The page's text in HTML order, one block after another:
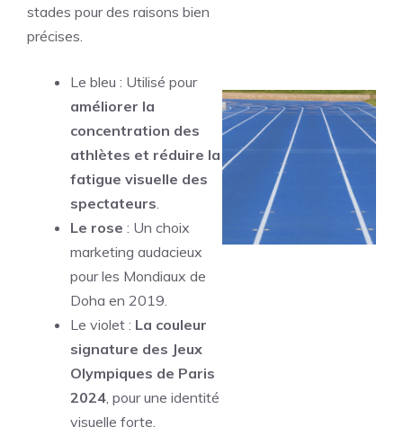
stades pour des raisons bien
précises.
Le bleu : Utilisé pour
améliorer la
concentration des
athlètes et réduire la
fatigue visuelle des
spectateurs.
Le rose : Un choix
marketing audacieux
pour les Mondiaux de
Doha en 2019.
Le violet : La couleur
signature des Jeux
Olympiques de Paris
2024, pour une identité
visuelle forte.